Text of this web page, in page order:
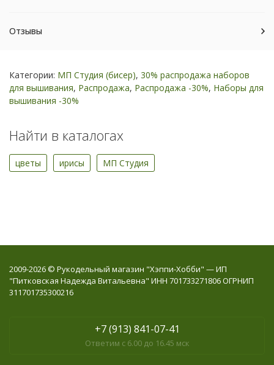
Отзывы
Категории: МП Студия (бисер), 30% распродажа наборов
для вышивания, Распродажа, Распродажа -30%, Наборы для
вышивания -30%
Найти в каталогах
цветы ирисы МП Студия
2009-2026 © Рукодельный магазин "Хэппи-Хобби" — ИП
"Питковская Надежда Витальевна" ИНН 701733271806 ОГРНИП
311701735300216
+7 (913) 841-07-41
Ответим с 6.00 до 16.45 мск